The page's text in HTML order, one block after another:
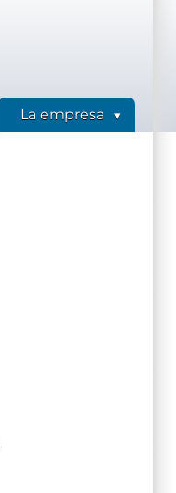
La empresa